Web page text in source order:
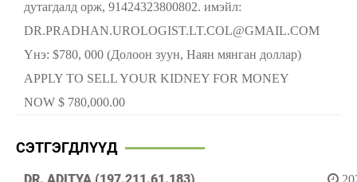
дутагдалд орж, 91424323800802. имэйл:
DR.PRADHAN.UROLOGIST.LT.COL@GMAIL.COM
Yнэ: $780, 000 (Долоон зуун, Наян мянган доллар)
APPLY TO SELL YOUR KIDNEY FOR MONEY
NOW $ 780,000.00
СЭТГЭГДЛҮҮД